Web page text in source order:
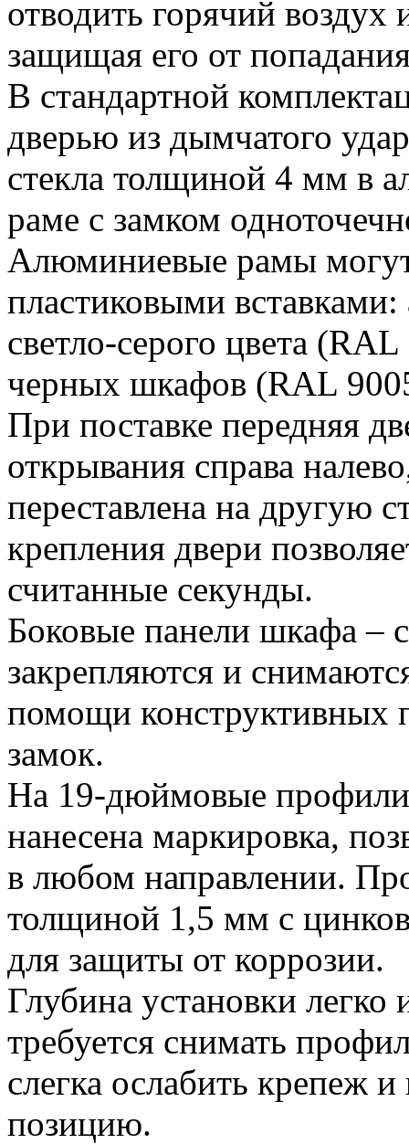
отводить горячий
защищая его от
В стандартной
дверью из дымчатого
стекла толщиной 4 мм в
раме с замком
Алюминиевые рамы
пластиковыми
светло-серого цвета
черных шкафов (RAL
При поставке передняя
открывания справа
переставлена на другую
крепления двери
считанные секунды.
Боковые панели шкафа –
закрепляются и
помощи конструктивных
замок.
На 19-дюймовые
нанесена маркировка,
в любом направлении.
толщиной 1,5 мм с
для защиты от коррозии.
Глубина установки легко
требуется снимать
слегка ослабить крепеж
позицию.